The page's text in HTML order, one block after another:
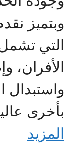
وبتميز
التي
الأفران،
واستبدال
بأخرى
المزيد